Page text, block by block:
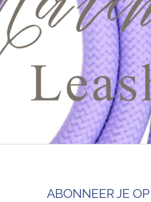
ABONNEER JE